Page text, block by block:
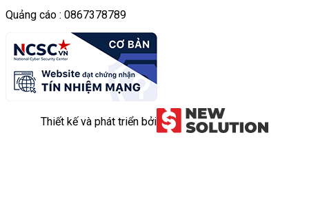
Quảng cáo : 0867378789
Thiết kế và phát triển bởi